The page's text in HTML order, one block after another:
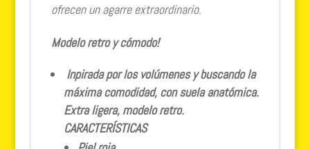
ofrecen un agarre extraordinario.
Modelo retro y cómodo!
Inpirada por los volúmenes y buscando la
máxima comodidad, con suela anatómica.
Extra ligera, modelo retro.
CARACTERÍSTICAS